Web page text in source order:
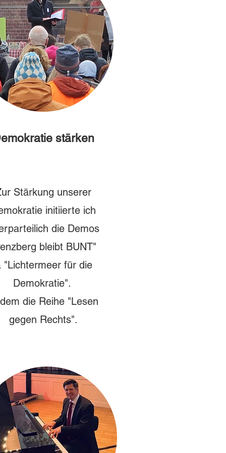
stärken
Stärkung unserer
initiierte ich
die Demos
bleibt BUNT"
"Lichtermeer für die
Demokratie".
die Reihe "Lesen
gegen Rechts".